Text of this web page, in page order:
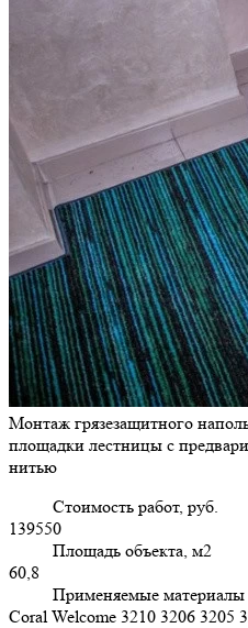
Монтаж грязезащитного
площадки лестницы с
нитью
Стоимость работ, руб.
139550
Площадь объекта, м2
60,8
Применяемые материалы
Coral Welcome 3210 3206 3205